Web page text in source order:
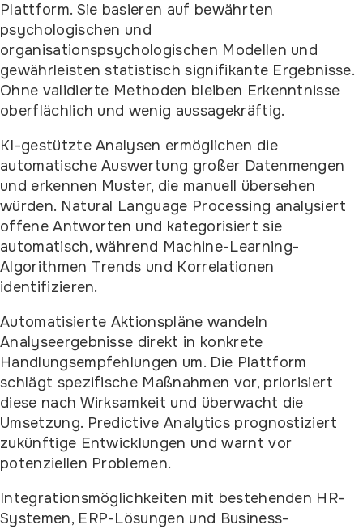
Plattform. Sie basieren auf bewährten
psychologischen und
organisationspsychologischen Modellen und
gewährleisten statistisch signifikante Ergebnisse.
Ohne validierte Methoden bleiben Erkenntnisse
oberflächlich und wenig aussagekräftig.
KI-gestützte Analysen ermöglichen die
automatische Auswertung großer Datenmengen
und erkennen Muster, die manuell übersehen
würden. Natural Language Processing analysiert
offene Antworten und kategorisiert sie
automatisch, während Machine-Learning-
Algorithmen Trends und Korrelationen
identifizieren.
Automatisierte Aktionspläne wandeln
Analyseergebnisse direkt in konkrete
Handlungsempfehlungen um. Die Plattform
schlägt spezifische Maßnahmen vor, priorisiert
diese nach Wirksamkeit und überwacht die
Umsetzung. Predictive Analytics prognostiziert
zukünftige Entwicklungen und warnt vor
potenziellen Problemen.
Integrationsmöglichkeiten mit bestehenden HR-
Systemen, ERP-Lösungen und Business-